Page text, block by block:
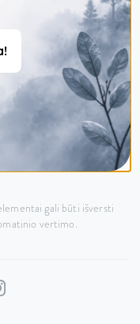
gali būti išversti
vertimo.